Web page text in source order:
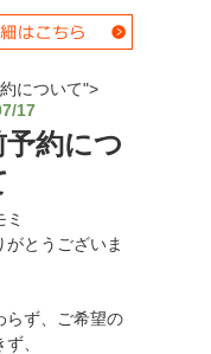
について">
17
予約につ
とうございま
らず、ご希望の
、